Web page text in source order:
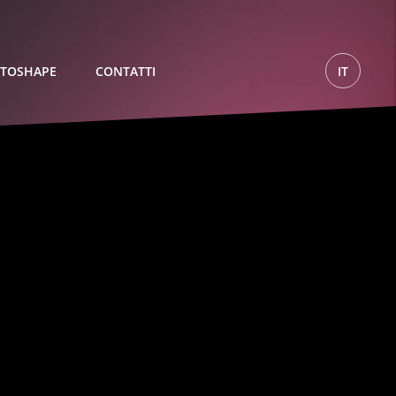
CONTATTI IT